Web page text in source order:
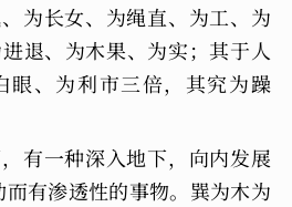
为长女、为绳直、为工、为
退、为木果、为实；其于人
眼、为利市三倍，其究为躁
有一种深入地下，向内发展
有渗透性的事物。巽为木为